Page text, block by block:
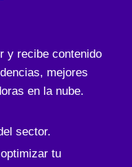
y recibe contenido
mejores
en la nube.
sector.
tu